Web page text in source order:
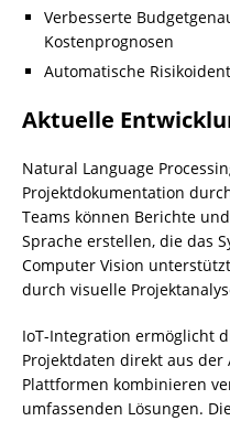
Verbesserte
Kostenprognosen
Automatische
Aktuelle
Natural Language
Projektdokumentation
Teams können Berichte
Sprache erstellen, die das
Computer Vision
durch visuelle
IoT-Integration ermöglicht
Projektdaten direkt aus
Plattformen kombinieren
umfassenden Lösungen.